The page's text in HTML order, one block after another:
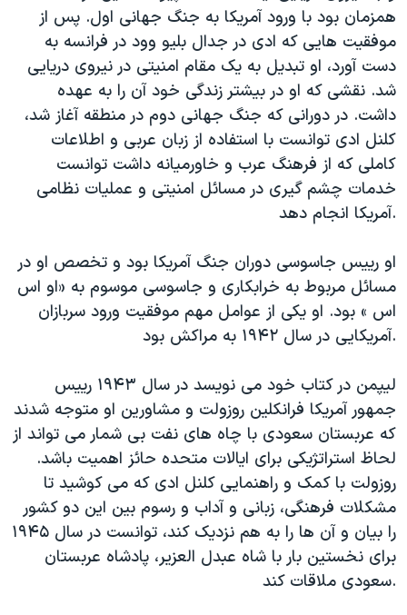
همزمان بود با ورود آمریکا به جنگ جهانی اول. پس از
موفقیت هایی که ادی در جدال بلیو وود در فرانسه به
دست آورد، او تبدیل به یک مقام امنیتی در نیروی دریایی
شد. نقشی که او در بیشتر زندگی خود آن را به عهده
داشت. در دورانی که جنگ جهانی دوم در منطقه آغاز شد،
کلنل ادی توانست با استفاده از زبان عربی و اطلاعات
کاملی که از فرهنگ عرب و خاورمیانه داشت توانست
خدمات چشم گیری در مسائل امنیتی و عملیات نظامی
آمریکا انجام دهد.
او رییس جاسوسی دوران جنگ آمریکا بود و تخصص او در
مسائل مربوط به خرابکاری و جاسوسی موسوم به «او اس
اس » بود. او یکی از عوامل مهم موفقیت ورود سربازان
آمریکایی در سال ۱۹۴۲ به مراکش بود.
لیپمن در کتاب خود می نویسد در سال ۱۹۴۳ رییس
جمهور آمریکا فرانکلین روزولت و مشاورین او متوجه شدند
که عربستان سعودی با چاه های نفت بی شمار می تواند از
لحاظ استراتژیکی برای ایالات متحده حائز اهمیت باشد.
روزولت با کمک و راهنمایی کلنل ادی که می کوشید تا
مشکلات فرهنگی، زبانی و آداب و رسوم بین این دو کشور
را بیان و آن ها را به هم نزدیک کند، توانست در سال ۱۹۴۵
برای نخستین بار با شاه عبدل العزیر، پادشاه عربستان
سعودی ملاقات کند.